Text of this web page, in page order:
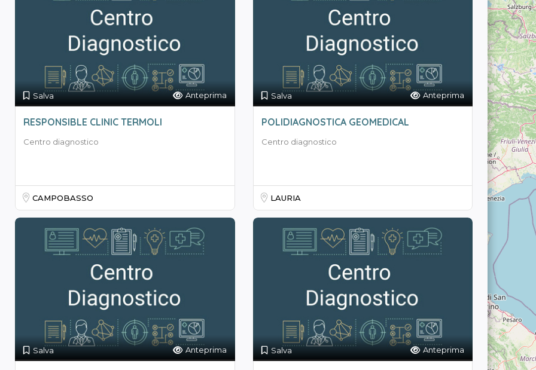
Salva Anteprima
RESPONSIBLE CLINIC TERMOLI
Centro diagnostico
CAMPOBASSO
Salva Anteprima
POLIDIAGNOSTICA GEOMEDICAL
Centro diagnostico
LAURIA
Salva Anteprima Salva Anteprima